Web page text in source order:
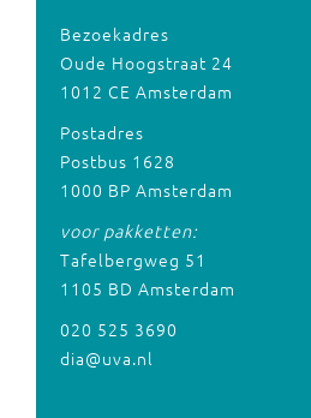
Bezoekadres
Oude Hoogstraat 24
1012 CE Amsterdam
Postadres
Postbus 1628
1000 BP Amsterdam
voor pakketten:
Tafelbergweg 51
1105 BD Amsterdam
020 525 3690
dia@uva.nl